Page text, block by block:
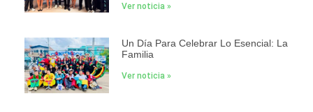
Ver noticia »
Un Día Para Celebrar Lo Esencial: La
Familia
Ver noticia »